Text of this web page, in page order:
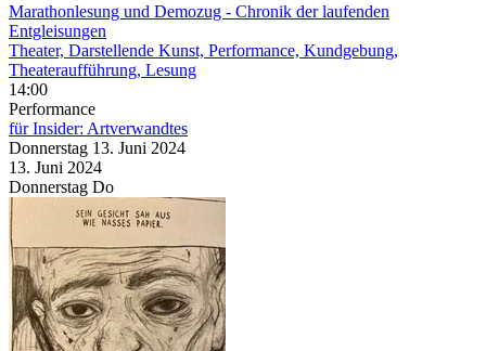
Marathonlesung und Demozug - Chronik der laufenden
Entgleisungen
Theater, Darstellende Kunst, Performance, Kundgebung,
Theateraufführung, Lesung
14:00
Performance
für Insider: Artverwandtes
Donnerstag 13. Juni 2024
13. Juni 2024
Donnerstag Do